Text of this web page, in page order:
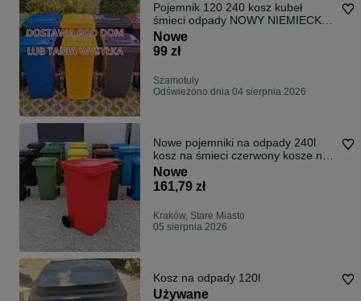
Pojemnik 120 240 kosz kubeł
śmieci odpady NOWY NIEMIECKI
MOCNY DOSTAWA
Nowe
99 zł
Szamotuły
Odświeżono dnia 04 sierpnia 2026
Nowe pojemniki na odpady 240l
kosz na śmieci czerwony kosze na
śmieci kosze na śmieci pojemnik na
śmieci kosz na odpady kosze na
śmieci
Nowe
161,79 zł
Kraków, Stare Miasto
05 sierpnia 2026
Kosz na odpady 120l
Używane